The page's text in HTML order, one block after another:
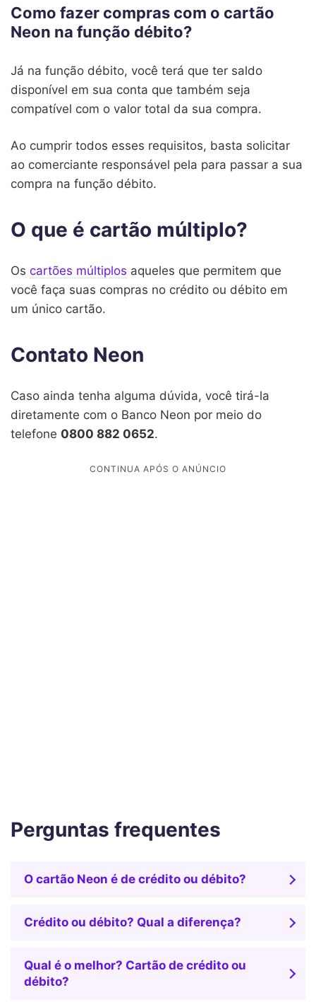
Como fazer compras com o cartão
Neon na função débito?
Já na função débito, você terá que ter saldo
disponível em sua conta que também seja
compatível com o valor total da sua compra.
Ao cumprir todos esses requisitos, basta solicitar
ao comerciante responsável pela para passar a sua
compra na função débito.
O que é cartão múltiplo?
Os cartões múltiplos aqueles que permitem que
você faça suas compras no crédito ou débito em
um único cartão.
Contato Neon
Caso ainda tenha alguma dúvida, você tirá-la
diretamente com o Banco Neon por meio do
telefone 0800 882 0652.
Perguntas frequentes
O cartão Neon é de crédito ou débito?
Crédito ou débito? Qual a diferença?
Qual é o melhor? Cartão de crédito ou
débito?